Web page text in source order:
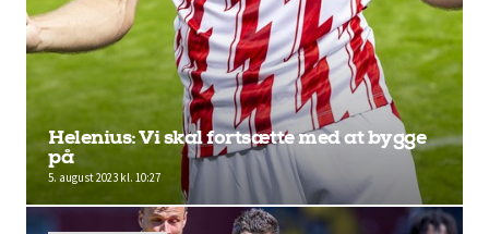
Helenius: Vi skal fortsætte med at bygge
på
5. august 2023 kl. 10:27